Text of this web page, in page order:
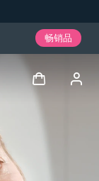
畅销品